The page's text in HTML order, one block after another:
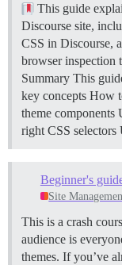
This guide
Discourse site,
CSS in Discourse,
browser inspection
Summary This
key concepts How
theme components
right CSS selectors
Beginner's
Site
This is a crash
audience is
themes. If you’ve